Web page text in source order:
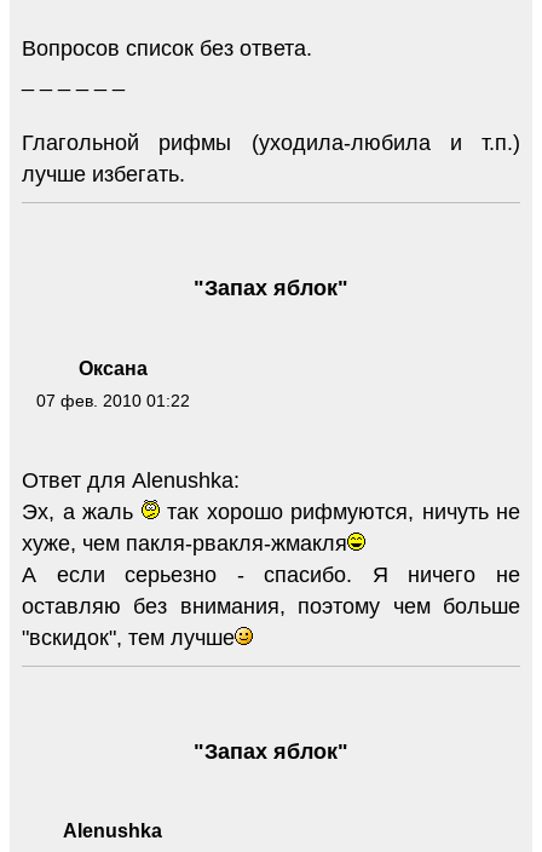
Вопросов список без ответа.
Глагольной рифмы (уходила-любила и т.п.)
лучше избегать.
Оксана
07 фев. 2010 01:22
"Запах яблок"
Ответ для Alenushka:
Эх, а жаль
так хорошо рифмуются, ничуть не
хуже, чем пакля-рвакля-жмакля
А если серьезно - спасибо. Я ничего не
оставляю без внимания, поэтому чем больше
"вскидок", тем лучше
Alenushka
"Запах яблок"